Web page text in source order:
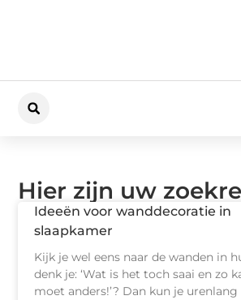
Hier zijn uw
Ideeën voor wanddecoratie in
slaapkamer
Kijk je wel eens naar de wanden in
denk je: ‘Wat is het toch saai en zo
moet anders!’? Dan kun je